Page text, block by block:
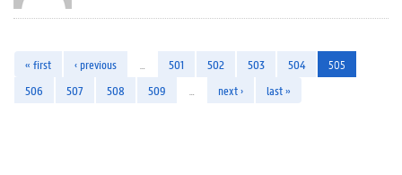
« first ‹ previous 501 502 503 504
505
506
507 508 509 next › last »